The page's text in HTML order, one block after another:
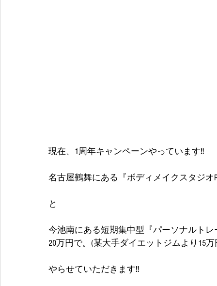
現在、1周年キャンペーンやっています‼
名古屋鶴舞にある『ボディメイクスタジオ
と
今池南にある短期集中型『パーソナルトレ
20万円で。(某大手ダイエットジムより15
やらせていただきます‼